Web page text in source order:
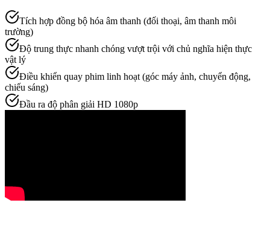
Tích hợp đồng bộ hóa âm thanh (đối thoại, âm thanh môi
trường)
Độ trung thực nhanh chóng vượt trội với chủ nghĩa hiện thực
vật lý
Điều khiển quay phim linh hoạt (góc máy ảnh, chuyển động,
chiếu sáng)
Đầu ra độ phân giải HD 1080p